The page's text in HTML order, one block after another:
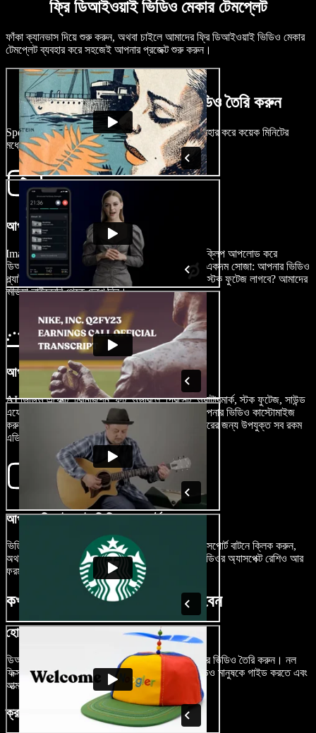
ফ্রি ডিআইওয়াই ভিডিও মেকার টেমপ্লেট
ফাঁকা ক্যানভাস দিয়ে শুরু করুন, অথবা চাইলে আমাদের ফ্রি ডিআইওয়াই ভিডিও মেকার
টেমপ্লেট ব্যবহার করে সহজেই আপনার প্রজেক্ট শুরু করুন।
কয়েক মিনিটেই ডিআইওয়াই ভিডিও তৈরি করুন
Speechify Studio-এর ডিআইওয়াই ভিডিও মেকার ব্যবহার করে কয়েক মিনিটের
মধ্যেই আপনার আইডিয়াগুলোকে বাস্তবে রূপ দিন।
আপনার ভিডিও আমদানি করুন
Images/Videos-এ ট্যাপ করে সহজেই আপনার ভিডিও ক্লিপ আপলোড করে
ডিআইওয়াই ভিডিও বানানোর যাত্রা শুরু করুন। প্রক্রিয়া একদম সোজা: আপনার ভিডিও
প্ল্যাটফর্মে তুলে দিন আর দারুণ কনটেন্ট বানানো শুরু করুন। স্টক ফুটেজ লাগবে? আমাদের
মিডিয়া লাইব্রেরি থেকে দেখে নিন।
আপনার ডিআইওয়াই ভিডিও বানান
AI ভিডিও এফেক্ট, ট্রানজিশন, ফন্ট, ওভারলে, প্রিসেট, ওয়াটারমার্ক, স্টক ফুটেজ, সাউন্ড
এফেক্ট, স্টিকার, সাবটাইটেল, ভয়েস ওভার ইত্যাদি দিয়ে আপনার ভিডিও কাস্টোমাইজ
করুন। প্রফেশনাল থেকে একদম নতুন—সব ধরনের এডিটরের জন্য উপযুক্ত সব রকম
এডিটিং টুল এখানেই আছে।
আপনার ডিআইওয়াই ভিডিও এক্সপোর্ট করুন
ভিডিওটা তৈরি হয়ে গেলে এক্সপোর্ট করা খুবই সহজ। শুধু এক্সপোর্ট বাটনে ক্লিক করুন,
অথবা চাইলে বিভিন্ন সোশ্যাল মিডিয়া প্ল্যাটফর্মের জন্য ভিডিওর অ্যাসপেক্ট রেশিও আর
ফরম্যাট বদলে উপযুক্ত আকারে ভিডিও সংরক্ষণ করুন।
কখন ডিআইওয়াই ভিডিও ব্যবহার করবেন
হোম ইমপ্রুভমেন্ট ভিডিও
ডিআইওয়াই দক্ষতা শেয়ার করতে ঘর মেরামত আর সাজানোর ভিডিও তৈরি করুন। নল
ফিক্স করা থেকে শুরু করে পুরো ঘর রং করা—এ ধরনের ভিডিও মানুষকে গাইড করতে এবং
আত্মবিশ্বাসী করে তুলতে সাহায্য করবে।
ক্রাফট ভিডিও